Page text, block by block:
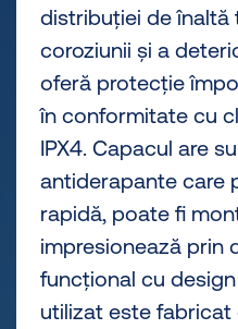
distribuției de înaltă
coroziunii și a
oferă protecție
în conformitate cu
IPX4. Capacul are
antiderapante care
rapidă, poate fi
impresionează prin
funcțional cu
utilizat este